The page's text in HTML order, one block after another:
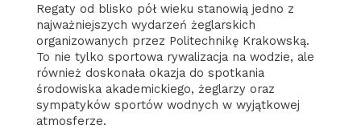
Regaty od blisko pół wieku stanowią jedno z
najważniejszych wydarzeń żeglarskich
organizowanych przez Politechnikę Krakowską.
To nie tylko sportowa rywalizacja na wodzie, ale
również doskonała okazja do spotkania
środowiska akademickiego, żeglarzy oraz
sympatyków sportów wodnych w wyjątkowej
atmosferze.